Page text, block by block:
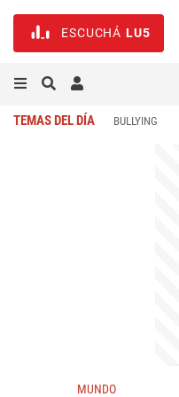
ESCUCHÁ LU5
TEMAS DEL DÍA BULLYING
MUNDO